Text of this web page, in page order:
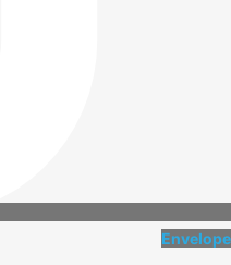
Envelope